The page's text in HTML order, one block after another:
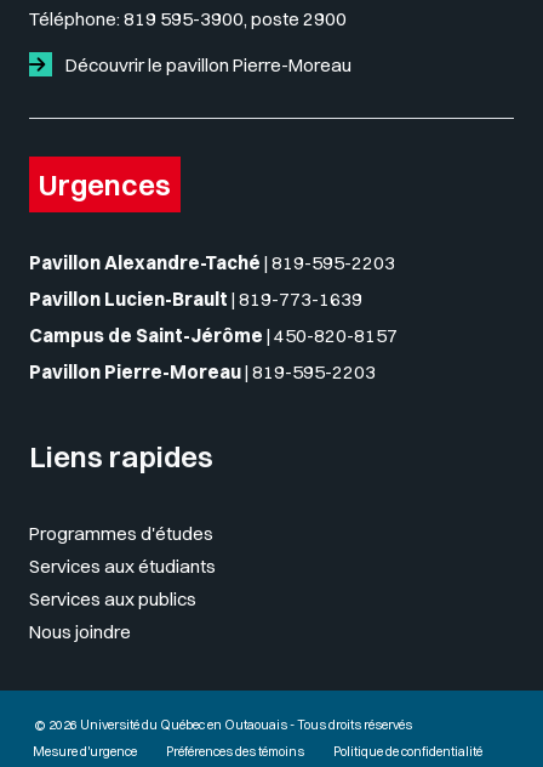
Téléphone: 819 595-3900, poste 2900
Découvrir le pavillon Pierre-Moreau
Urgences
Pavillon Alexandre-Taché | 819-595-2203
Pavillon Lucien-Brault | 819-773-1639
Campus de Saint-Jérôme | 450-820-8157
Pavillon Pierre-Moreau| 819-595-2203
Liens rapides
Programmes d'études
Services aux étudiants
Services aux publics
Nous joindre
© 2026 Université du Québec en Outaouais - Tous droits réservés
Mesure d'urgence
Préférences des témoins Politique de confidentialité